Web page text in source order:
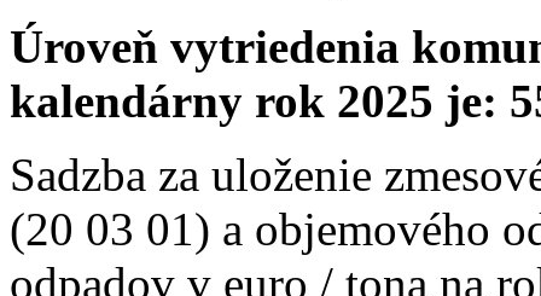
Úroveň vytriedenia
kalendárny rok 2025 je:
Sadzba za uloženie
(20 03 01) a objemového
odpadov v euro / tona na